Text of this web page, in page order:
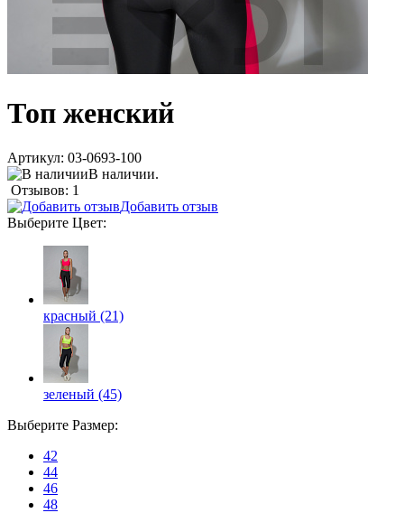
Топ женский
Артикул: 03-0693-100
В наличии.
Отзывов: 1
Добавить отзыв
Выберите Цвет:
красный (21)
зеленый (45)
Выберите Размер:
42
44
46
48